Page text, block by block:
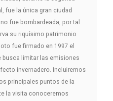
fue la única gran ciudad
fue bombardeada, por tal
su riquísimo patrimonio
fue firmado en 1997 el
busca limitar las emisiones
invernadero. Incluiremos
principales puntos de la
la visita conoceremos